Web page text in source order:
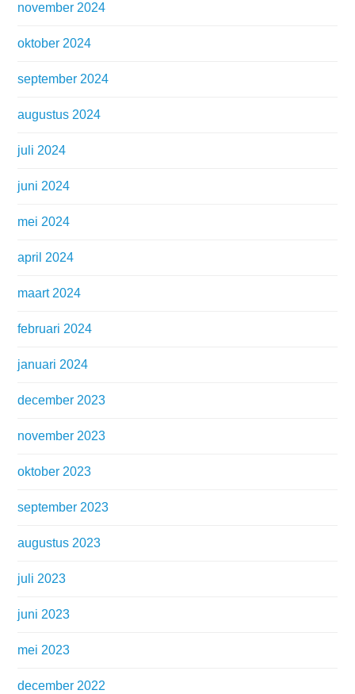
november 2024
oktober 2024
september 2024
augustus 2024
juli 2024
juni 2024
mei 2024
april 2024
maart 2024
februari 2024
januari 2024
december 2023
november 2023
oktober 2023
september 2023
augustus 2023
juli 2023
juni 2023
mei 2023
december 2022